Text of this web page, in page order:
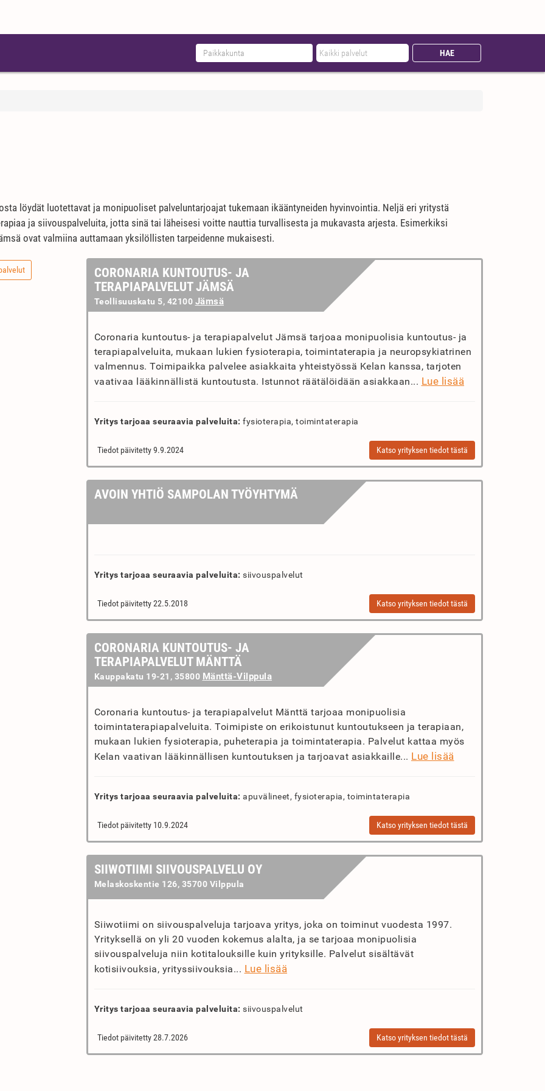
löydät luotettavat ja monipuoliset palveluntarjoajat tukemaan ikääntyneiden hyvinvointia. Neljä eri yritystä
ja siivouspalveluita, jotta sinä tai läheisesi voitte nauttia turvallisesta ja mukavasta arjesta. Esimerkiksi
ovat valmiina auttamaan yksilöllisten tarpeidenne mukaisesti.
CORONARIA KUNTOUTUS- JA
TERAPIAPALVELUT JÄMSÄ
Teollisuuskatu 5, 42100 Jämsä
Coronaria kuntoutus- ja terapiapalvelut Jämsä tarjoaa monipuolisia kuntoutus- ja
terapiapalveluita, mukaan lukien fysioterapia, toimintaterapia ja neuropsykiatrinen
valmennus. Toimipaikka palvelee asiakkaita yhteistyössä Kelan kanssa, tarjoten
vaativaa lääkinnällistä kuntoutusta. Istunnot räätälöidään asiakkaan... Lue lisää
Yritys tarjoaa seuraavia palveluita: fysioterapia, toimintaterapia
Tiedot päivitetty 9.9.2024 Katso yrityksen tiedot tästä
AVOIN YHTIÖ SAMPOLAN TYÖYHTYMÄ
Yritys tarjoaa seuraavia palveluita: siivouspalvelut
Tiedot päivitetty 22.5.2018 Katso yrityksen tiedot tästä
CORONARIA KUNTOUTUS- JA
TERAPIAPALVELUT MÄNTTÄ
Kauppakatu 19-21, 35800 Mänttä-Vilppula
Coronaria kuntoutus- ja terapiapalvelut Mänttä tarjoaa monipuolisia
toimintaterapiapalveluita. Toimipiste on erikoistunut kuntoutukseen ja terapiaan,
mukaan lukien fysioterapia, puheterapia ja toimintaterapia. Palvelut kattaa myös
Kelan vaativan lääkinnällisen kuntoutuksen ja tarjoavat asiakkaille... Lue lisää
Yritys tarjoaa seuraavia palveluita: apuvälineet, fysioterapia, toimintaterapia
Tiedot päivitetty 10.9.2024 Katso yrityksen tiedot tästä
SIIWOTIIMI SIIVOUSPALVELU OY
Melaskoskentie 126, 35700 Vilppula
Siiwotiimi on siivouspalveluja tarjoava yritys, joka on toiminut vuodesta 1997.
Yrityksellä on yli 20 vuoden kokemus alalta, ja se tarjoaa monipuolisia
siivouspalveluja niin kotitalouksille kuin yrityksille. Palvelut sisältävät
kotisiivouksia, yrityssiivouksia... Lue lisää
Yritys tarjoaa seuraavia palveluita: siivouspalvelut
Tiedot päivitetty 28.7.2026 Katso yrityksen tiedot tästä